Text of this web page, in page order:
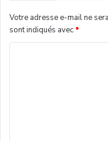
Votre adresse e-mail ne
sont indiqués avec *